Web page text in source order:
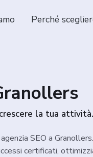
Perché
la tua attività.
SEO a Granollers.
certificati,